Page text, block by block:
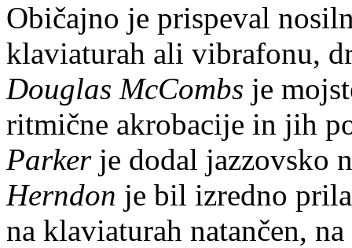
Običajno je prispeval
klaviaturah ali vibrafonu,
Douglas McCombs je
ritmične akrobacije in jih
Parkerje dodal jazzovsko
Herndon je bil izredno
na klaviaturah natančen,